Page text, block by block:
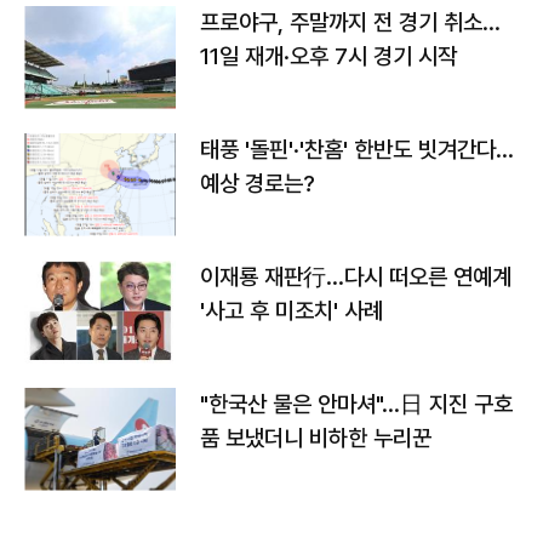
프로야구, 주말까지 전 경기 취소…
11일 재개·오후 7시 경기 시작
태풍 '돌핀'·'찬홈' 한반도 빗겨간다…
예상 경로는?
이재룡 재판行…다시 떠오른 연예계
'사고 후 미조치' 사례
"한국산 물은 안마셔"…日 지진 구호
품 보냈더니 비하한 누리꾼